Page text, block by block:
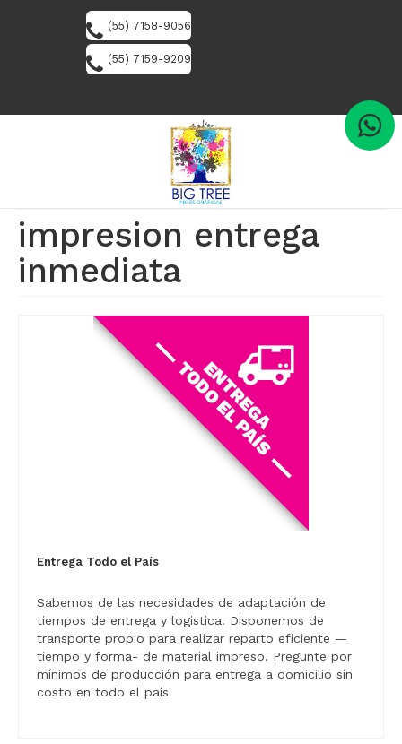
(55) 7158-9056
(55) 7159-9209
impresion entrega
inmediata
Entrega Todo el País
Sabemos de las necesidades de adaptación de
tiempos de entrega y logistica. Disponemos de
transporte propio para realizar reparto eficiente —
tiempo y forma- de material impreso. Pregunte por
mínimos de producción para entrega a domicilio sin
costo en todo el país